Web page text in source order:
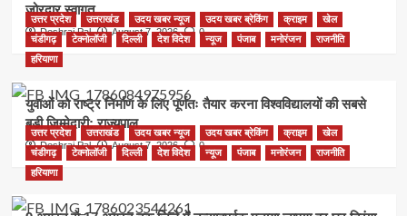
जोरदार स्वागत
Deshraj Pal August 7, 2026 0
उत्तर प्रदेश उत्तराखंड उदय खबर न्यूज उदय खबर ब्रेकिंग क्राइम
खेल
चंडीगढ़
टेक्नोलॉजी दिल्ली देश विदेश न्यूज पंजाब मनोरंजन
राजनीति
हरियाणा
युवाओं को राष्ट्र निर्माण के लिए पूर्णतः तैयार करना विश्वविद्यालयों की सबसे
बड़ी जिम्मेदारी: राज्यपाल
Deshraj Pal August 7, 2026 0
उत्तर प्रदेश उत्तराखंड उदय खबर न्यूज उदय खबर ब्रेकिंग क्राइम
खेल
चंडीगढ़
टेक्नोलॉजी दिल्ली देश विदेश न्यूज पंजाब मनोरंजन
राजनीति
हरियाणा